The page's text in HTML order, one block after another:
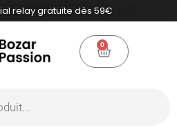
relay gratuite dès 59€
0